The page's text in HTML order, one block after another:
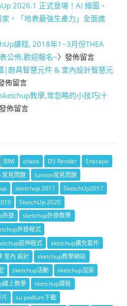
2026.1 正式登場！AI 繪圖、
，「地表最強生產力」全面進
課程, 2018年1~3月份THEA
公佈,歡迎報名~〉發佈留言
|廚具智慧元件 & 室內設計智慧元
佈留言
sketchup教學,常忽略的小技巧(十
佈留言
BIM chaos D5 Render
Enscape
常見問題
lumion常見問題
sketchup 2017
SketchUp2017
SketchUp 2020
外掛
sketchup外掛教學
外掛程式
延伸程式
sketchup擴充套件
室內 設計
sketchup教學網站
sketchup活動
sketchup渲染
線上教學
sketchup課程
su podium下載